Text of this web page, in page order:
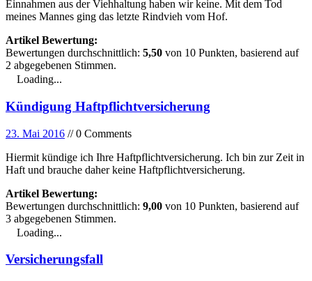
Einnahmen aus der Viehhaltung haben wir keine. Mit dem Tod
meines Mannes ging das letzte Rindvieh vom Hof.
Artikel Bewertung:
Bewertungen durchschnittlich: 5,50 von 10 Punkten, basierend auf
2 abgegebenen Stimmen.
Loading...
Kündigung Haftpflichtversicherung
23. Mai 2016 // 0 Comments
Hiermit kündige ich Ihre Haftpflichtversicherung. Ich bin zur Zeit in
Haft und brauche daher keine Haftpflichtversicherung.
Artikel Bewertung:
Bewertungen durchschnittlich: 9,00 von 10 Punkten, basierend auf
3 abgegebenen Stimmen.
Loading...
Versicherungsfall